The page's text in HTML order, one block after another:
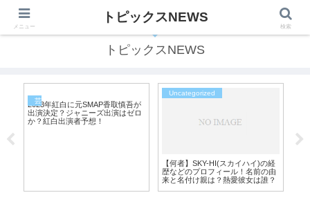
気になる話題をわかりやすくご紹介します！
トピックスNEWS
芸能ニュース
2023年紅白に元SMAP香取慎吾が
出演決定？ジャニーズ出演はゼロ
か？紅白出演者予想！
Uncategorized
【何者】SKY-HI(スカイハイ)の経
歴などのプロフィール！名前の由
来と名付け親は？熱愛彼女は誰？
メニュー
トピックスNEWS
検索